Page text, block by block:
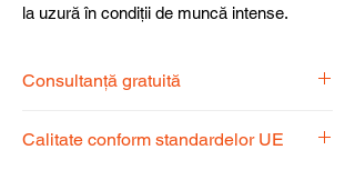
la uzură în condiții de muncă intense.
Consultanță gratuită
dispoziție pentru a alege produsul
Calitate conform standardelor UE